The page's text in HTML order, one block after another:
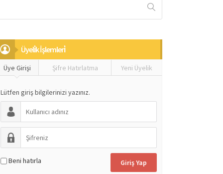
Üyeli̇k İşlemleri̇
Üye Girişi Şifre Hatırlatma Yeni Üyelik
Lütfen giriş bilgilerinizi yazınız.
Beni hatırla